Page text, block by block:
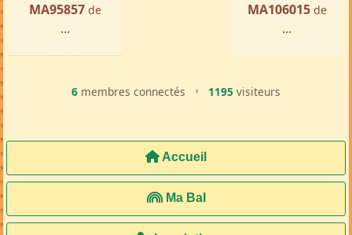
MA95857 de
...
MA106015 de
...
6 membres connectés • 1195 visiteurs
Accueil
Ma Bal